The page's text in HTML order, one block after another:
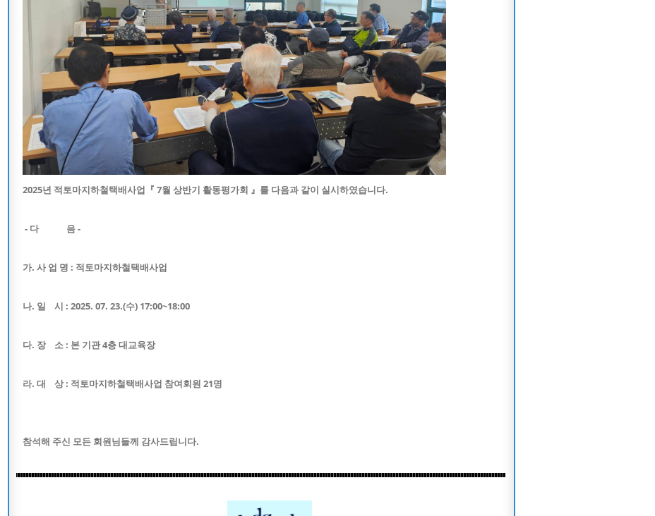
2025년 적토마지하철택배사업『 7월 상반기 활동평가회 』를 다음과 같이 실시하였습니다.
- 다 음 -
가. 사 업 명 : 적토마지하철택배사업
나. 일 시 : 2025. 07. 23.(수) 17:00~18:00
다. 장 소 : 본 기관 4층 대교육장
라. 대 상 : 적토마지하철택배사업 참여회원 21명
참석해 주신 모든 회원님들께 감사드립니다.